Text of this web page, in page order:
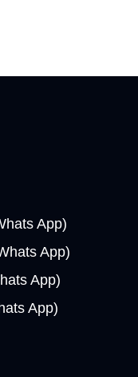
App)
App)
App)
App)